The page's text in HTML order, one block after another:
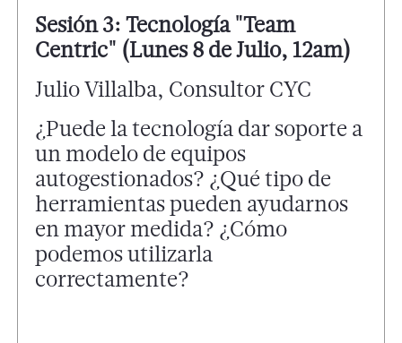
Sesión 3: Tecnología "Team
Centric" (Lunes 8 de Julio, 12am)
Julio Villalba, Consultor CYC
¿Puede la tecnología dar soporte a
un modelo de equipos
autogestionados? ¿Qué tipo de
herramientas pueden ayudarnos
en mayor medida? ¿Cómo
podemos utilizarla
correctamente?